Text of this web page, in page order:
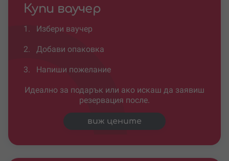
Купи ваучер
1. Избери ваучер
2. Добави опаковка
3. Напиши пожелание
Идеално за подарък или ако искаш да заявиш
резервация после.
виж цените